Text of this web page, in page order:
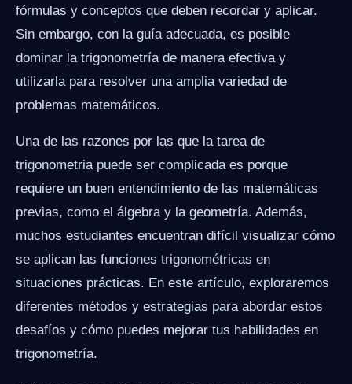
fórmulas y conceptos que deben recordar y aplicar.
Sin embargo, con la guía adecuada, es posible
dominar la trigonometría de manera efectiva y
utilizarla para resolver una amplia variedad de
problemas matemáticos.
Una de las razones por las que la tarea de
trigonometria puede ser complicada es porque
requiere un buen entendimiento de las matemáticas
previas, como el álgebra y la geometría. Además,
muchos estudiantes encuentran difícil visualizar cómo
se aplican las funciones trigonométricas en
situaciones prácticas. En este artículo, exploraremos
diferentes métodos y estrategias para abordar estos
desafíos y cómo puedes mejorar tus habilidades en
trigonometría.